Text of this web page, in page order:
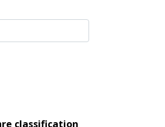
classification